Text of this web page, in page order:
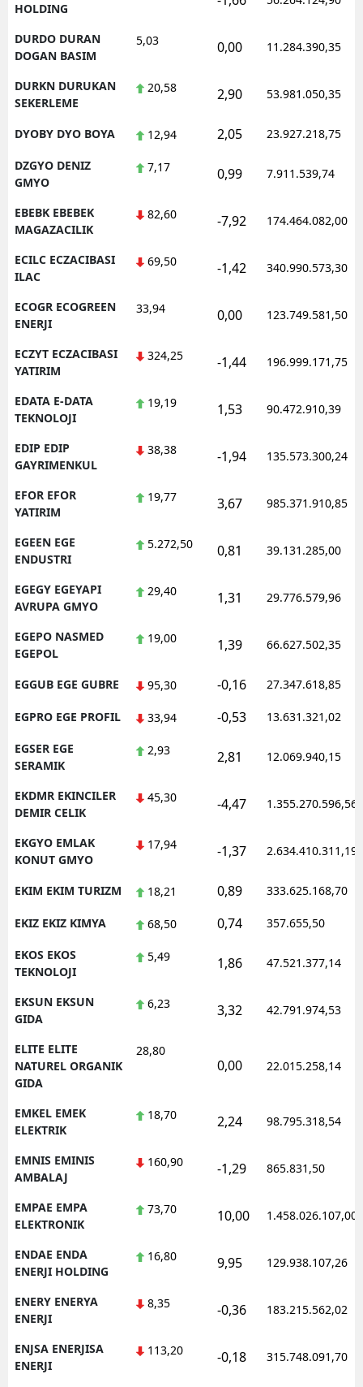
HOLDING
DURDO DURAN
DOGAN BASIM
5,03 0,00 11.284.390,35
DURKN DURUKAN
SEKERLEME
20,58 2,90 53.981.050,35
DYOBY DYO BOYA 12,94 2,05 23.927.218,75
DZGYO DENIZ
GMYO
7,17 0,99 7.911.539,74
EBEBK EBEBEK
MAGAZACILIK
82,60 -7,92 174.464.082,00
ECILC ECZACIBASI
ILAC
69,50 -1,42 340.990.573,30
ECOGR ECOGREEN
ENERJI
33,94 0,00 123.749.581,50
ECZYT ECZACIBASI
YATIRIM
324,25 -1,44 196.999.171,75
EDATA E-DATA
TEKNOLOJI
19,19 1,53 90.472.910,39
EDIP EDIP
GAYRIMENKUL
38,38 -1,94 135.573.300,24
EFOR EFOR
YATIRIM
19,77 3,67 985.371.910,85
EGEEN EGE
ENDUSTRI
5.272,50 0,81 39.131.285,00
EGEGY EGEYAPI
AVRUPA GMYO
29,40 1,31 29.776.579,96
EGEPO NASMED
EGEPOL
19,00 1,39 66.627.502,35
EGGUB EGE GUBRE 95,30 -0,16 27.347.618,85
EGPRO EGE PROFIL 33,94 -0,53 13.631.321,02
EGSER EGE
SERAMIK
2,93 2,81 12.069.940,15
EKDMR EKINCILER
DEMIR CELIK
45,30 -4,47 1.355.270.596,56
EKGYO EMLAK
KONUT GMYO
17,94 -1,37 2.634.410.311,19
EKIM EKIM TURIZM 18,21 0,89 333.625.168,70
EKIZ EKIZ KIMYA 68,50 0,74 357.655,50
EKOS EKOS
TEKNOLOJI
5,49 1,86 47.521.377,14
EKSUN EKSUN
GIDA
6,23 3,32 42.791.974,53
ELITE ELITE
NATUREL ORGANIK
GIDA
28,80
0,00 22.015.258,14
EMKEL EMEK
ELEKTRIK
18,70 2,24 98.795.318,54
EMNIS EMINIS
AMBALAJ
160,90 -1,29 865.831,50
EMPAE EMPA
ELEKTRONIK
73,70 10,00 1.458.026.107,00
ENDAE ENDA
ENERJI HOLDING
16,80 9,95 129.938.107,26
ENERY ENERYA
ENERJI
8,35 -0,36 183.215.562,02
ENJSA ENERJISA
ENERJI
113,20 -0,18 315.748.091,70